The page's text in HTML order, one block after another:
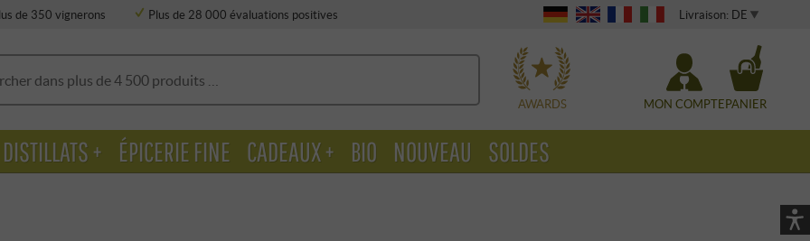
de 350 vignerons
Plus de 28 000 évaluations positives
WÄHLEN Livraison: DE
AWARDS MON COMPTEPANIER
DISTILLATS + ÉPICERIE FINE CADEAUX + BIO NOUVEAU SOLDES